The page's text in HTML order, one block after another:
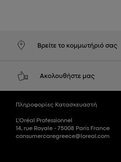
Βρείτε το κομμωτήριό σας
Ακολουθήστε μας
Πληροφορίες Κατασκευαστή
L'Oréal Professionnel
14, rue Royale - 75008 Paris France
consumercaregreece@loreal.com